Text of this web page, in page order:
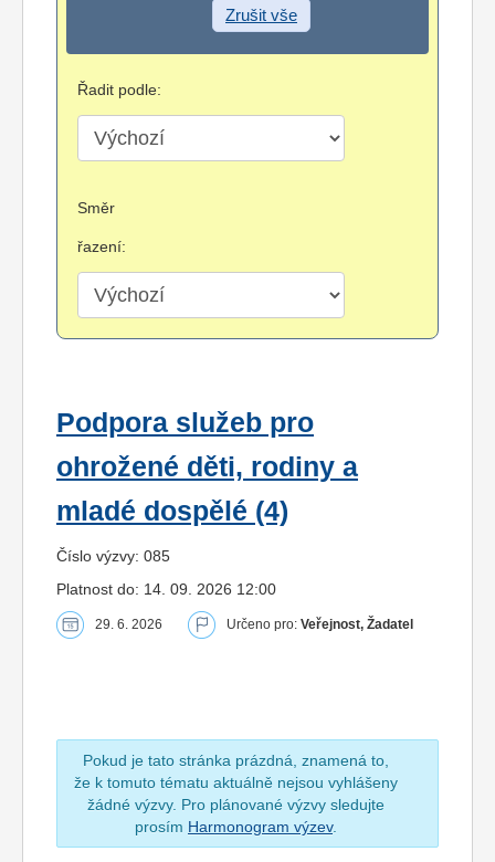
Zrušit vše
Řadit podle:
Směr
řazení:
Podpora služeb pro
ohrožené děti, rodiny a
mladé dospělé (4)
Číslo výzvy: 085
Platnost do: 14. 09. 2026 12:00
29. 6. 2026 Určeno pro: Veřejnost, Žadatel
Pokud je tato stránka prázdná, znamená to,
že k tomuto tématu aktuálně nejsou vyhlášeny
žádné výzvy. Pro plánované výzvy sledujte
prosím Harmonogram výzev.